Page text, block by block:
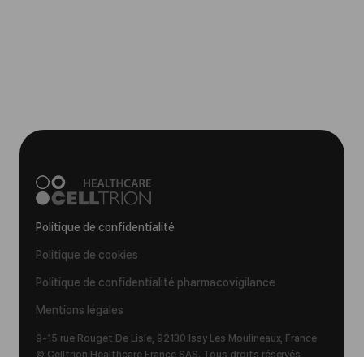
Politique de confidentialité
Politique de cookies
Politique de confidentialité pharmacovigilance
Mentions légales
9-15 rue Rouget De Lisle, 92130 Issy Les Moulineaux, France
© Celltrion Healthcare France SAS. Tous droits réservés